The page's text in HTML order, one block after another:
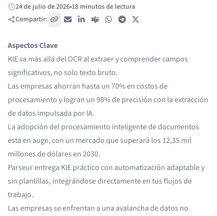
Publicado:
24 de julio de 2026•18 minutos de lectura
Compartir:
Copiar enlace
Correo electrónico
LinkedIn
Teams WhatsAppTelegram
Aspectos Clave
KIE va más allá del OCR al extraer y comprender campos
significativos, no solo texto bruto.
Las empresas ahorran hasta un 70% en costos de
procesamiento y logran un 98% de precisión con la extracción
de datos impulsada por IA.
La adopción del procesamiento inteligente de documentos
está en auge, con un mercado que superará los 12,35 mil
millones de dólares en 2030.
Parseur entrega KIE práctico con automatización adaptable y
sin plantillas, integrándose directamente en tus flujos de
trabajo.
Las empresas se enfrentan a una avalancha de datos no